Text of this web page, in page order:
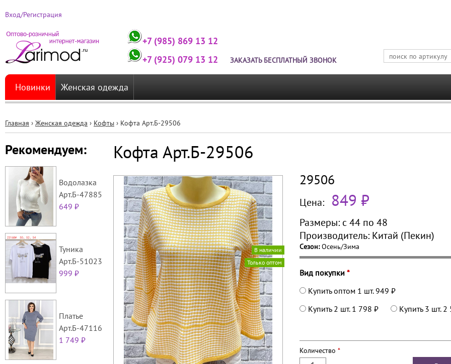
Вход/Регистрация
+7 (985) 869 13 12
+7 (925) 079 13 12
ЗАКАЗАТЬ БЕСПЛАТНЫЙ ЗВОНОК
Новинки Женская одежда
Главная › Женская одежда › Кофты › Кофта Арт.Б-29506
Рекомендуем:
Водолазка
Арт.Б-47885
649 ₽
Туника
Арт.Б-51023
999 ₽
Платье
Арт.Б-47116
1 749 ₽
Кофта Арт.Б-29506
Только оптом
В наличии
29506
Цена: 849 ₽
Размеры: с 44 по 48
Производитель: Китай (Пекин)
Сезон:Осень/Зима
Вид покупки *
Купить оптом 1 шт. 949 ₽
Купить 2 шт. 1 798 ₽ Купить 3 шт. 2
Количество *